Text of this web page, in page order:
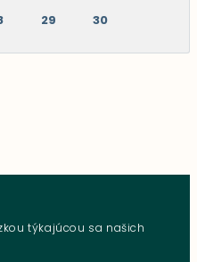
29 30
týkajúcou sa našich